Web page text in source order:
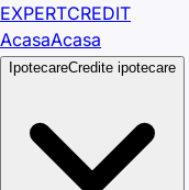
EXPERTCREDIT
AcasaAcasa
IpotecareCredite ipotecare